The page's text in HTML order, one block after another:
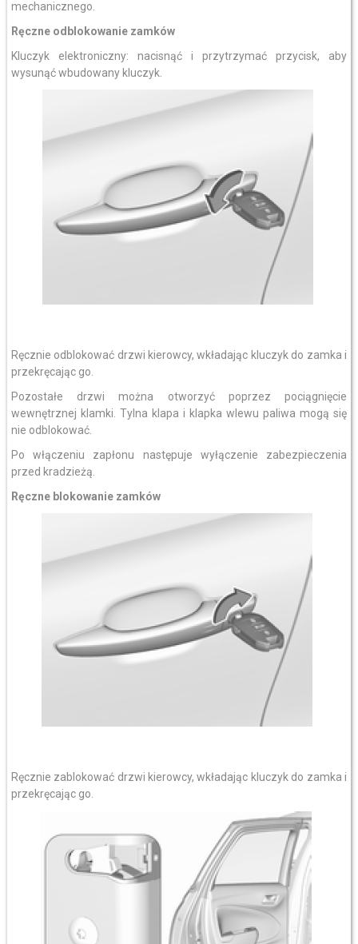
mechanicznego.
Ręczne odblokowanie zamków
Kluczyk elektroniczny: nacisnąć i przytrzymać przycisk, aby
wysunąć wbudowany kluczyk.
Ręcznie odblokować drzwi kierowcy, wkładając kluczyk do zamka i
przekręcając go.
Pozostałe drzwi można otworzyć poprzez pociągnięcie
wewnętrznej klamki. Tylna klapa i klapka wlewu paliwa mogą się
nie odblokować.
Po włączeniu zapłonu następuje wyłączenie zabezpieczenia
przed kradzieżą.
Ręczne blokowanie zamków
Ręcznie zablokować drzwi kierowcy, wkładając kluczyk do zamka i
przekręcając go.